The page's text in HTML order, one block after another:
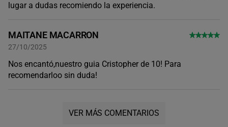
lugar a dudas recomiendo la experiencia.
MAITANE MACARRON
27/10/2025
Nos encantó,nuestro guia Cristopher de 10! Para
recomendarloo sin duda!
VER MÁS COMENTARIOS